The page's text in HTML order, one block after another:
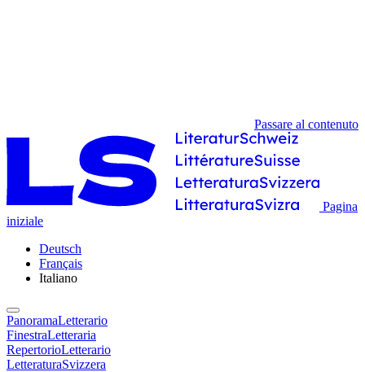
Passare al contenuto
Pagina
iniziale
Deutsch
Français
Italiano
PanoramaLetterario
FinestraLetteraria
RepertorioLetterario
LetteraturaSvizzera